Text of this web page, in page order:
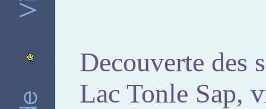
Decouverte des
Lac Tonle Sap,